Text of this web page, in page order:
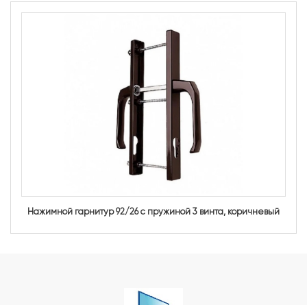
Нажимной гарнитур 92/26 с пружиной 3 винта, коричневый